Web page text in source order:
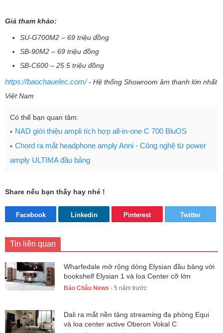
Giá tham khảo:
SU-G700M2 – 69 triệu đồng
SB-90M2 – 69 triệu đồng
SB-C600 – 25.5 triệu đồng
https://baochauelec.com/- Hệ thống Showroom âm thanh lớn nhất
Việt Nam
Có thể bạn quan tâm:
NAD giới thiệu ampli tích hợp all-in-one C 700 BluOS
Chord ra mắt headphone amply Anni - Công nghệ từ power
amply ULTIMA đầu bảng
Share nếu bạn thấy hay nhé !
Facebook Linkedin Pinterest Twitter
Tin liên quan
Wharfedale mở rộng dòng Elysian đầu bảng với
bookshelf Elysian 1 và loa Center cỡ lớn
Bảo Châu News - 5 năm trước
Dali ra mắt nền tảng streaming đa phòng Equi
và loa center active Oberon Vokal C